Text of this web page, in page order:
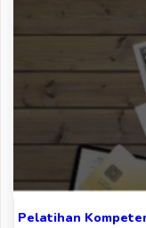
Pelatihan